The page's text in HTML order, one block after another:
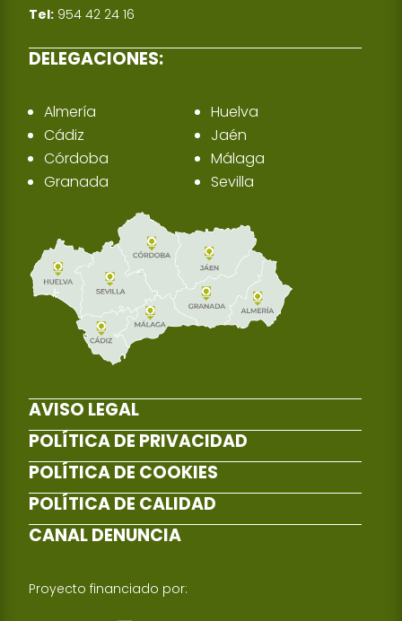
Tel: 954 42 24 16
DELEGACIONES:
Almería
Cádiz
Córdoba
Granada
Huelva
Jaén
Málaga
Sevilla
AVISO LEGAL
POLÍTICA DE PRIVACIDAD
POLÍTICA DE COOKIES
POLÍTICA DE CALIDAD
CANAL DENUNCIA
Proyecto financiado por: